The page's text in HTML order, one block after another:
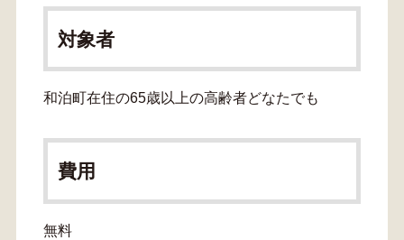
対象者
和泊町在住の65歳以上の高齢者どなたでも
費用
無料